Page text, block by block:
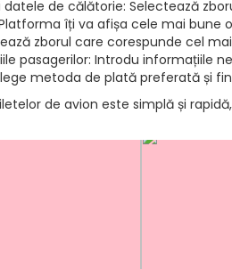
de călătorie: Selectează
îți va afișa cele mai bune
zborul care corespunde cel
pasagerilor: Introdu informațiile
metoda de plată preferată și
de avion este simplă și